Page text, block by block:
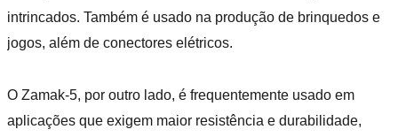
intrincados. Também é usado na produção de brinquedos e
jogos, além de conectores elétricos.
O Zamak-5, por outro lado, é frequentemente usado em
aplicações que exigem maior resistência e durabilidade,